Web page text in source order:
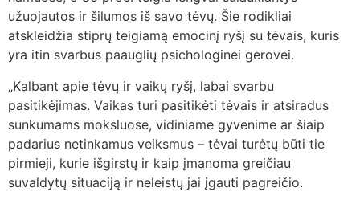
užuojautos ir šilumos iš savo tėvų. Šie rodikliai
atskleidžia stiprų teigiamą emocinį ryšį su tėvais, kuris
yra itin svarbus paauglių psichologinei gerovei.
„Kalbant apie tėvų ir vaikų ryšį, labai svarbu
pasitikėjimas. Vaikas turi pasitikėti tėvais ir atsiradus
sunkumams moksluose, vidiniame gyvenime ar šiaip
padarius netinkamus veiksmus – tėvai turėtų būti tie
pirmieji, kurie išgirstų ir kaip įmanoma greičiau
suvaldytų situaciją ir neleistų jai įgauti pagreičio.